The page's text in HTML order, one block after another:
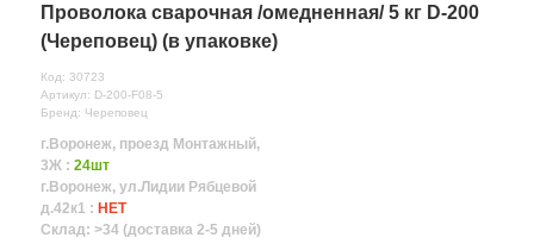
Проволока сварочная /омедненная/ 5 кг D-200
(Череповец) (в упаковке)
Код: 30723
Артикул: D-200-F08-5
Бренд: Череповец
г.Воронеж, проезд Монтажный,
3Ж : 24шт
г.Воронеж, ул.Лидии Рябцевой
д.42к1 : НЕТ
Склад: >34 (доставка 2-5 дней)